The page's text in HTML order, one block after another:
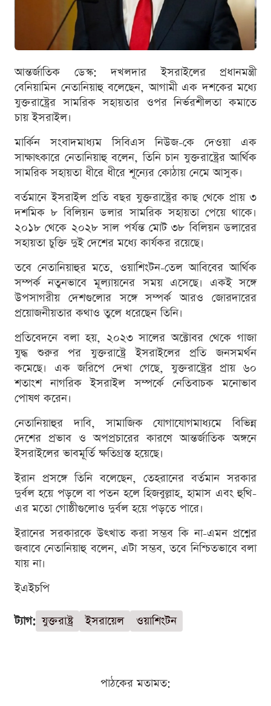
আন্তর্জাতিক ডেস্ক: দখলদার ইসরাইলের প্রধানমন্ত্রী
বেনিয়ামিন নেতানিয়াহু বলেছেন, আগামী এক দশকের মধ্যে
যুক্তরাষ্ট্রের সামরিক সহায়তার ওপর নির্ভরশীলতা কমাতে
চায় ইসরাইল।
মার্কিন সংবাদমাধ্যম সিবিএস নিউজ-কে দেওয়া এক
সাক্ষাৎকারে নেতানিয়াহু বলেন, তিনি চান যুক্তরাষ্ট্রের আর্থিক
সামরিক সহায়তা ধীরে ধীরে শূন্যের কোঠায় নেমে আসুক।
বর্তমানে ইসরাইল প্রতি বছর যুক্তরাষ্ট্রের কাছ থেকে প্রায় ৩
দশমিক ৮ বিলিয়ন ডলার সামরিক সহায়তা পেয়ে থাকে।
২০১৮ থেকে ২০২৮ সাল পর্যন্ত মোট ৩৮ বিলিয়ন ডলারের
সহায়তা চুক্তি দুই দেশের মধ্যে কার্যকর রয়েছে।
তবে নেতানিয়াহুর মতে, ওয়াশিংটন-তেল আবিবের আর্থিক
সম্পর্ক নতুনভাবে মূল্যায়নের সময় এসেছে। একই সঙ্গে
উপসাগরীয় দেশগুলোর সঙ্গে সম্পর্ক আরও জোরদারের
প্রয়োজনীয়তার কথাও তুলে ধরেছেন তিনি।
প্রতিবেদনে বলা হয়, ২০২৩ সালের অক্টোবর থেকে গাজা
যুদ্ধ শুরুর পর যুক্তরাষ্ট্রে ইসরাইলের প্রতি জনসমর্থন
কমেছে। এক জরিপে দেখা গেছে, যুক্তরাষ্ট্রের প্রায় ৬০
শতাংশ নাগরিক ইসরাইল সম্পর্কে নেতিবাচক মনোভাব
পোষণ করেন।
নেতানিয়াহুর দাবি, সামাজিক যোগাযোগমাধ্যমে বিভিন্ন
দেশের প্রভাব ও অপপ্রচারের কারণে আন্তর্জাতিক অঙ্গনে
ইসরাইলের ভাবমূর্তি ক্ষতিগ্রস্ত হয়েছে।
ইরান প্রসঙ্গে তিনি বলেছেন, তেহরানের বর্তমান সরকার
দুর্বল হয়ে পড়লে বা পতন হলে হিজবুল্লাহ, হামাস এবং হুথি-
এর মতো গোষ্ঠীগুলোও দুর্বল হয়ে পড়তে পারে।
ইরানের সরকারকে উৎখাত করা সম্ভব কি না-এমন প্রশ্নের
জবাবে নেতানিয়াহু বলেন, এটা সম্ভব, তবে নিশ্চিতভাবে বলা
যায় না।
ইএইচপি
ট্যাগ: যুক্তরাষ্ট্র ইসরায়েল ওয়াশিংটন
পাঠকের মতামত: